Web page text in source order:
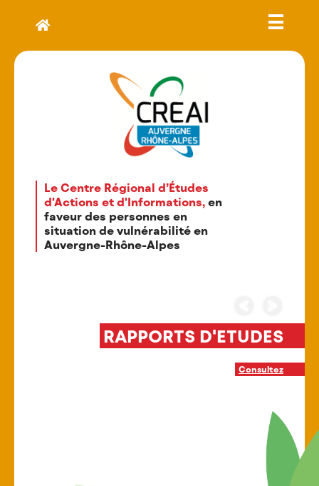
Le Centre Régional d’Études
d'Actions et d'Informations, en
faveur des personnes en
situation de vulnérabilité en
Auvergne-Rhône-Alpes
INTERVENTION